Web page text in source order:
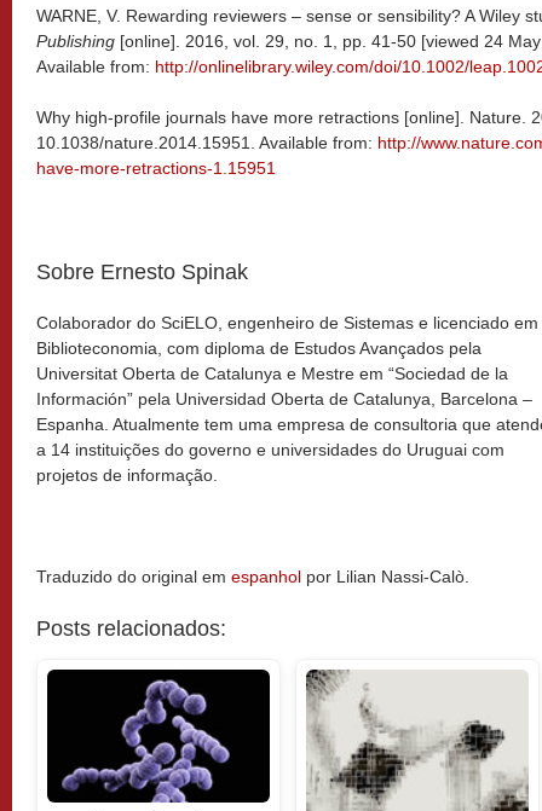
WARNE, V. Rewarding reviewers – sense or sensibility? A Wiley
Publishing [online]. 2016, vol. 29, no. 1, pp. 41-50 [viewed 24
Available from: http://onlinelibrary.wiley.com/doi/10.1002/
Why high-profile journals have more retractions [online]. Nature.
10.1038/nature.2014.15951. Available from: http://
have-more-retractions-1.15951
Sobre Ernesto Spinak
Colaborador do SciELO, engenheiro de Sistemas e licenciado em
Biblioteconomia, com diploma de Estudos Avançados pela
Universitat Oberta de Catalunya e Mestre em “Sociedad de la
Información” pela Universidad Oberta de Catalunya, Barcelona –
Espanha. Atualmente tem uma empresa de consultoria que
a 14 instituições do governo e universidades do Uruguai com
projetos de informação.
Traduzido do original em espanhol por Lilian Nassi-Calò.
Posts relacionados: